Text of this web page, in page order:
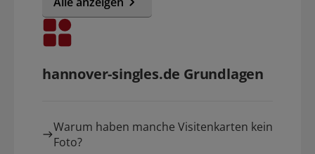
hannover-singles.de Grundlagen
Warum haben manche Visitenkarten kein
Foto?